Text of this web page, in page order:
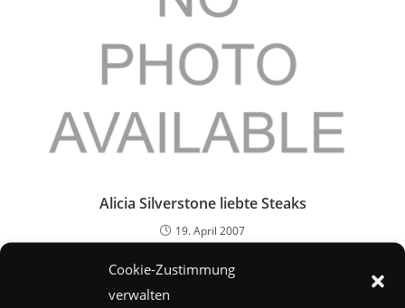
Cookie-Zustimmung
verwalten
Alicia Silverstone liebte Steaks
19. April 2007